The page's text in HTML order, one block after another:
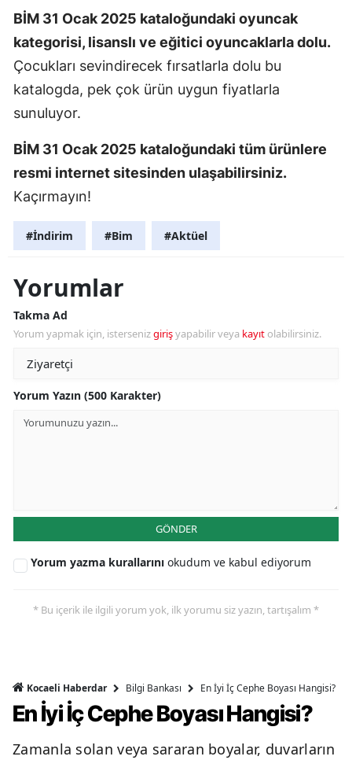
BİM 31 Ocak 2025 kataloğundaki oyuncak
kategorisi, lisanslı ve eğitici oyuncaklarla dolu.
Çocukları sevindirecek fırsatlarla dolu bu
katalogda, pek çok ürün uygun fiyatlarla
sunuluyor.
BİM 31 Ocak 2025 kataloğundaki tüm ürünlere
resmi internet sitesinden ulaşabilirsiniz.
Kaçırmayın!
#İndirim #Bim #Aktüel
Yorumlar
Takma Ad
Yorum yapmak için, istersenizgirişyapabilir veya kayıt olabilirsiniz.
Yorum Yazın (500 Karakter)
GÖNDER
Yorum yazma kurallarını okudum ve kabul ediyorum
* Bu içerik ile ilgili yorum yok, ilk yorumu siz yazın, tartışalım *
Kocaeli Haberdar Bilgi Bankası En İyi İç Cephe Boyası Hangisi?
En İyi İç Cephe Boyası Hangisi?
Zamanla solan veya sararan boyalar, duvarların